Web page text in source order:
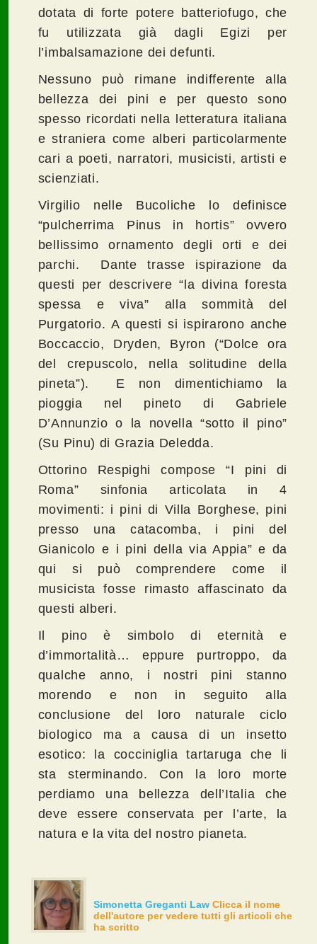
dotata di forte potere batteriofugo, che
fu utilizzata già dagli Egizi per
l’imbalsamazione dei defunti.
Nessuno può rimane indifferente alla
bellezza dei pini e per questo sono
spesso ricordati nella letteratura italiana
e straniera come alberi particolarmente
cari a poeti, narratori, musicisti, artisti e
scienziati.
Virgilio nelle Bucoliche lo definisce
“pulcherrima Pinus in hortis” ovvero
bellissimo ornamento degli orti e dei
parchi. Dante trasse ispirazione da
questi per descrivere “la divina foresta
spessa e viva” alla sommità del
Purgatorio. A questi si ispirarono anche
Boccaccio, Dryden, Byron (“Dolce ora
del crepuscolo, nella solitudine della
pineta”). E non dimentichiamo la
pioggia nel pineto di Gabriele
D’Annunzio o la novella “sotto il pino”
(Su Pinu) di Grazia Deledda.
Ottorino Respighi compose “I pini di
Roma” sinfonia articolata in 4
movimenti: i pini di Villa Borghese, pini
presso una catacomba, i pini del
Gianicolo e i pini della via Appia” e da
qui si può comprendere come il
musicista fosse rimasto affascinato da
questi alberi.
Il pino è simbolo di eternità e
d’immortalità… eppure purtroppo, da
qualche anno, i nostri pini stanno
morendo e non in seguito alla
conclusione del loro naturale ciclo
biologico ma a causa di un insetto
esotico: la cocciniglia tartaruga che li
sta sterminando. Con la loro morte
perdiamo una bellezza dell’Italia che
deve essere conservata per l’arte, la
natura e la vita del nostro pianeta.
Simonetta Greganti Law Clicca il nome
dell'autore per vedere tutti gli articoli che
ha scritto